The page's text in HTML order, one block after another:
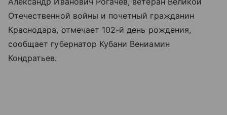
Отечественной войны и почетный гражданин
Краснодара, отмечает 102-й день рождения,
сообщает губернатор Кубани Вениамин
Кондратьев.